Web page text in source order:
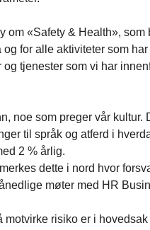
om «Safety & Health»,
for alle aktiviteter som
tjenester som vi har
noe som preger vår
til språk og atferd i
2 % årlig.
dette i nord hvor
møter med HR
risiko er i